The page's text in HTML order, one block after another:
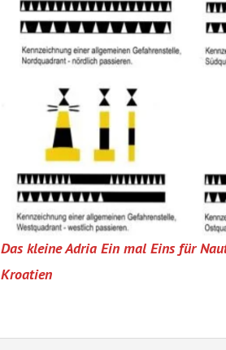
Das kleine Adria Ein mal Eins für
Kroatien